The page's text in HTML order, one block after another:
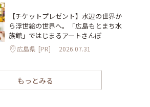
【チケットプレゼント】水辺の世界か
ら浮世絵の世界へ。「広島もとまち水
族館」ではじまるアートさんぽ
広島県 [PR] 2026.07.31
もっとみる